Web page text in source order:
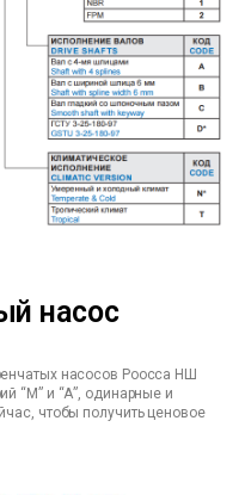
насос
насосов Poocca НШ
“М” и “А”, одинарные и
чтобы получить ценовое